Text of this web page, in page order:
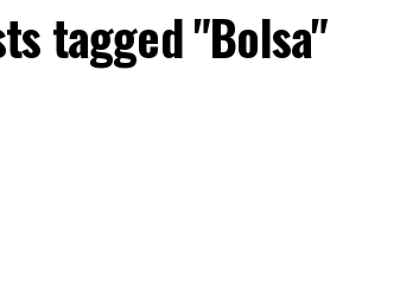
tagged "Bolsa"